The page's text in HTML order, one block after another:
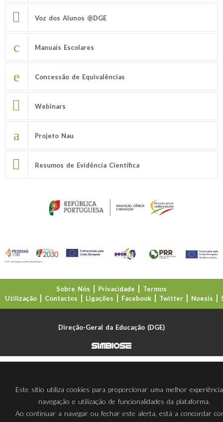
Voz dos Alunos @DGE
Manuais Escolares
Concessão de Equivalências
Webinars
Projeto Nau
Resumos de Evidência Científica
Sobre Nós Privacidade
Termos
Utilização
Contactos Ligações Facebook Twitter Noesis
Direção-Geral da Educação (DGE)
Este sítio utiliza cookies para proporcionar uma melhor
navegação e utilização de funcionalidades da plataforma.
Ao continuar a navegar ou fechar este alerta, está a concordar